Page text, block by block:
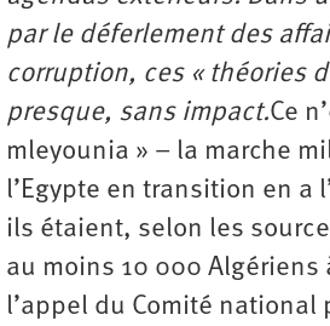
par le déferlement des
corruption, ces « théories
presque, sans impact.Ce
mleyounia » – la marche
l’Egypte en transition en a
ils étaient, selon les
au moins 10 000 Algériens
l’appel du Comité national